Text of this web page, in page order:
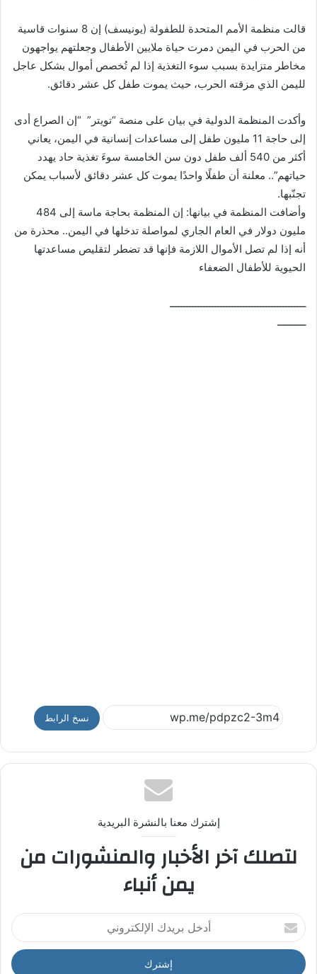
قالت منظمة الأمم المتحدة للطفولة (يونيسف) إن 8 سنوات قاسية
من الحرب في اليمن دمرت حياة ملايين الأطفال وجعلتهم يواجهون
مخاطر متزايدة بسبب سوء التغذية إذا لم تُخصص أموال بشكل عاجل
لليمن الذي مزقته الحرب، حيث يموت طفل كل عشر دقائق.
وأكدت المنظمة الدولية في بيان على منصة “تويتر” “إن الصراع أدى
إلى حاجة 11 مليون طفل إلى مساعدات إنسانية في اليمن، يعاني
أكثر من 540 ألف طفل دون سن الخامسة سوءَ تغذية حاد يهدد
حياتهم”.. معلنة أن طفلًا واحدًا يموت كل عشر دقائق لأسباب يمكن
تجنّبها.
وأضافت المنظمة في بيانها: إن المنظمة بحاجة ماسة إلى 484
مليون دولار في العام الجاري لمواصلة تدخلها في اليمن.. محذرة من
أنه إذا لم تصل الأموال اللازمة فإنها قد تضطر لتقليص مساعدتها
الحيوية للأطفال الضعفاء
ــــــــــــــــــــــــــــــــــــــــــــــــ
ــــــــــ
نسخ الرابط
إشترك معنا بالنشرة البريدية
لتصلك آخر الأخبار والمنشورات من
يمن أنباء
أ
د
خ
ل